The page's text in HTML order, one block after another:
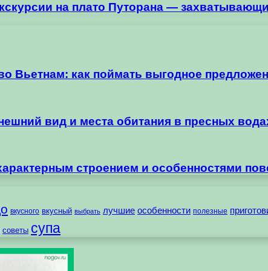
на плато Путорана —
Вьетнам: как поймать выгодное
вид и места обитания в пресных
строением и особенностями
вкусного вкусный выбрать лучшие особенности полезные
советы супа